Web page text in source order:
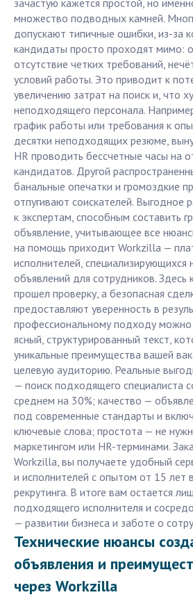
зачастую кажется простой, но
множество подводных камней.
допускают типичные ошибки, из-за
кандидаты просто проходят мимо:
отсутствие четких требований,
условий работы. Это приводит к
увеличению затрат на поиск и, что
неподходящего персонала.
график работы или требования к
десятки неподходящих резюме,
HR проводить бессчетные часы на
кандидатов. Другой
банальные опечатки и громоздкие
отпугивают соискателей. Выгодное
к экспертам, способным составить
объявление, учитывающее все
на помощь приходит Workzilla —
исполнителей, специализирующихся
объявлений для сотрудников.
прошел проверку, а безопасная
предоставляют уверенность в
профессиональному подходу можно
ясный, структурированный текст,
уникальные преимущества вашей
целевую аудиторию. Реальные
— поиск подходящего специалиста
среднем на 30%; качество —
под современные стандарты и
ключевые слова; простота — не
маркетингом или HR-терминами.
Workzilla, вы получаете удобный
и исполнителей с опытом от 15 лет
рекрутинга. В итоге вам остается
подходящего исполнителя и
— развитии бизнеса и заботе о
Технические нюансы
объявления и
через Workzilla